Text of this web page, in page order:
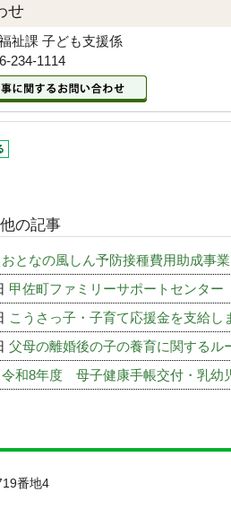
せ
祉課 子ども支援係
234-1114
の記事
おとなの風しん予防接種費用助成事
甲佐町ファミリーサポートセンター
こうさっ子・子育て応援金を支給し
父母の離婚後の子の養育に関するル
令和8年度 母子健康手帳交付・乳幼
番地4